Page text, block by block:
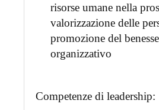
risorse umane nella
valorizzazione delle
promozione del
organizzativo
Competenze di leadership: